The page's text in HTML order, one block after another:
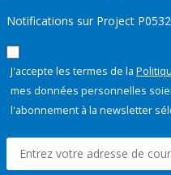
Notifications sur Project
J'accepte les termes de la
mes données personnelles
l'abonnement à la newsletter